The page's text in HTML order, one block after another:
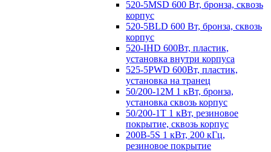
520-5MSD 600 Вт, бронза, сквозь
корпус
520-5BLD 600 Вт, бронза, сквозь
корпус
520-IHD 600Вт, пластик,
установка внутри корпуса
525-5PWD 600Вт, пластик,
установка на транец
50/200-12M 1 кВт, бронза,
установка сквозь корпус
50/200-1T 1 кВт, резиновое
покрытие, сквозь корпус
200B-5S 1 кВт, 200 кГц,
резиновое покрытие